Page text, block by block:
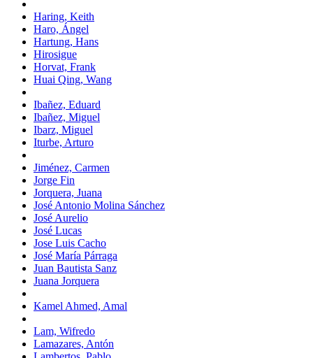
Haring, Keith
Haro, Ángel
Hartung, Hans
Hirosigue
Horvat, Frank
Huai Qing, Wang
Ibañez, Eduard
Ibañez, Miguel
Ibarz, Miguel
Iturbe, Arturo
Jiménez, Carmen
Jorge Fin
Jorquera, Juana
José Antonio Molina Sánchez
José Aurelio
José Lucas
Jose Luis Cacho
José María Párraga
Juan Bautista Sanz
Juana Jorquera
Kamel Ahmed, Amal
Lam, Wifredo
Lamazares, Antón